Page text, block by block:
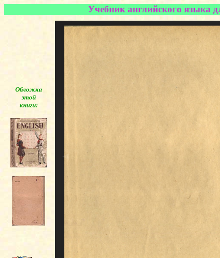
Учебник английского языка
Обложка
этой
книги:
◄